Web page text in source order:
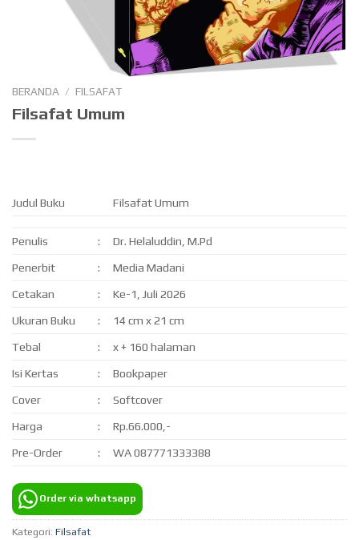
BERANDA / FILSAFAT
Filsafat Umum
Judul Buku Filsafat Umum
Penulis : Dr. Helaluddin, M.Pd
Penerbit : Media Madani
Cetakan : Ke-1, Juli 2026
Ukuran Buku : 14 cm x 21 cm
Tebal : x + 160 halaman
Isi Kertas : Bookpaper
Cover : Softcover
Harga : Rp.66.000,-
Pre-Order : WA 087771333388
Order via whatsapp
Kategori: Filsafat